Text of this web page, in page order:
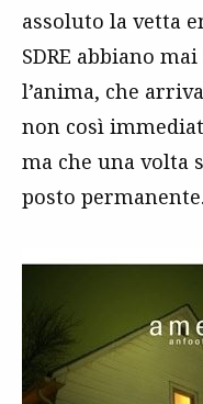
assoluto la vetta
SDRE abbiano
l’anima, che
non così
ma che una volta
posto permanente.